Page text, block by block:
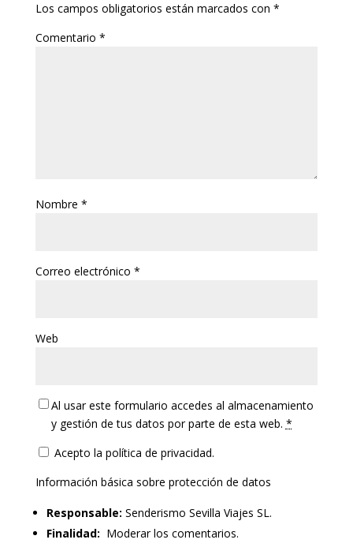
Los campos obligatorios están marcados con *
Comentario *
Nombre *
Correo electrónico *
Web
Al usar este formulario accedes al almacenamiento
y gestión de tus datos por parte de esta web. *
Acepto la política de privacidad.
Información básica sobre protección de datos
Responsable: Senderismo Sevilla Viajes SL.
Finalidad: Moderar los comentarios.